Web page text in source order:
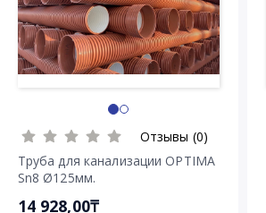
Отзывы (0)
Труба для канализации OPTIMA
Sn8 Ø125мм.
14 928,00₸